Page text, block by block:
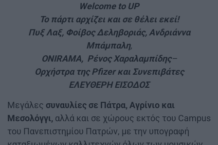
Welcome to UP
Το πάρτι αρχίζει και σε θέλει εκεί!
Πυξ Λαξ, Φοίβος Δεληβοριάς, Ανδριάννα
Μπάμπαλη,
ONIRAMA, Ρένος Χαραλαμπίδης–
Ορχήστρα τηςPfizer και Συνεπιβάτες
ΕΛΕΥΘΕΡΗ ΕΙΣΟΔΟΣ
Μεγάλες συναυλίες σε Πάτρα, Αγρίνιο και
Μεσολόγγι, αλλά και σε χώρους εκτός του Campus
του Πανεπιστημίου Πατρών, με την υπογραφή